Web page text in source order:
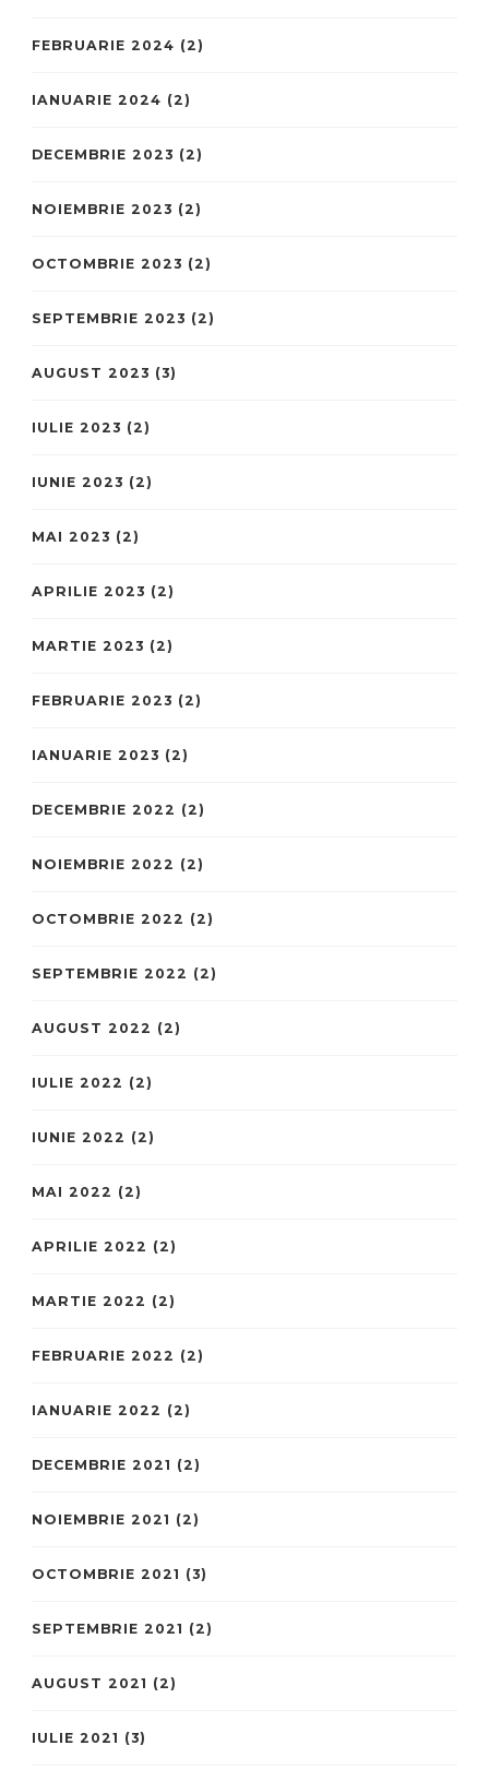
FEBRUARIE 2024 (2)
IANUARIE 2024 (2)
DECEMBRIE 2023 (2)
NOIEMBRIE 2023 (2)
OCTOMBRIE 2023 (2)
SEPTEMBRIE 2023 (2)
AUGUST 2023 (3)
IULIE 2023 (2)
IUNIE 2023 (2)
MAI 2023 (2)
APRILIE 2023 (2)
MARTIE 2023 (2)
FEBRUARIE 2023 (2)
IANUARIE 2023 (2)
DECEMBRIE 2022 (2)
NOIEMBRIE 2022 (2)
OCTOMBRIE 2022 (2)
SEPTEMBRIE 2022 (2)
AUGUST 2022 (2)
IULIE 2022 (2)
IUNIE 2022 (2)
MAI 2022 (2)
APRILIE 2022 (2)
MARTIE 2022 (2)
FEBRUARIE 2022 (2)
IANUARIE 2022 (2)
DECEMBRIE 2021 (2)
NOIEMBRIE 2021 (2)
OCTOMBRIE 2021 (3)
SEPTEMBRIE 2021 (2)
AUGUST 2021 (2)
IULIE 2021 (3)